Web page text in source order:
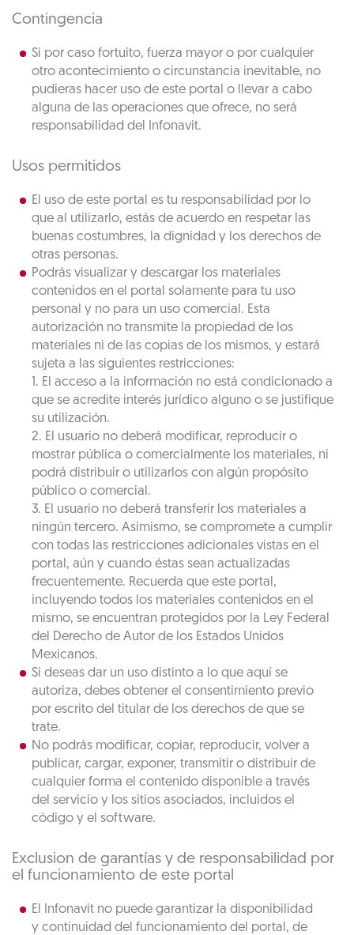
Contingencia
Si por caso fortuito, fuerza mayor o por cualquier
otro acontecimiento o circunstancia inevitable, no
pudieras hacer uso de este portal o llevar a cabo
alguna de las operaciones que ofrece, no será
responsabilidad del Infonavit.
Usos permitidos
El uso de este portal es tu responsabilidad por lo
que al utilizarlo, estás de acuerdo en respetar las
buenas costumbres, la dignidad y los derechos de
otras personas.
Podrás visualizar y descargar los materiales
contenidos en el portal solamente para tu uso
personal y no para un uso comercial. Esta
autorización no transmite la propiedad de los
materiales ni de las copias de los mismos, y estará
sujeta a las siguientes restricciones:
1. El acceso a la información no está condicionado a
que se acredite interés jurídico alguno o se justifique
su utilización.
2. El usuario no deberá modificar, reproducir o
mostrar pública o comercialmente los materiales, ni
podrá distribuir o utilizarlos con algún propósito
público o comercial.
3. El usuario no deberá transferir los materiales a
ningún tercero. Asimismo, se compromete a cumplir
con todas las restricciones adicionales vistas en el
portal, aún y cuando éstas sean actualizadas
frecuentemente. Recuerda que este portal,
incluyendo todos los materiales contenidos en el
mismo, se encuentran protegidos por la Ley Federal
del Derecho de Autor de los Estados Unidos
Mexicanos.
Si deseas dar un uso distinto a lo que aquí se
autoriza, debes obtener el consentimiento previo
por escrito del titular de los derechos de que se
trate.
No podrás modificar, copiar, reproducir, volver a
publicar, cargar, exponer, transmitir o distribuir de
cualquier forma el contenido disponible a través
del servicio y los sitios asociados, incluidos el
código y el software.
Exclusion de garantías y de responsabilidad por
el funcionamiento de este portal
El Infonavit no puede garantizar la disponibilidad
y continuidad del funcionamiento del portal, de